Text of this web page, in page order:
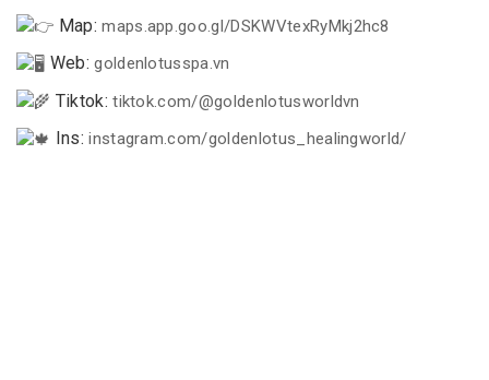
Map:maps.app.goo.gl/DSKWVtexRyMkj2hc8
Web:goldenlotusspa.vn
Tiktok:tiktok.com/@goldenlotusworldvn
Ins:instagram.com/goldenlotus_healingworld/